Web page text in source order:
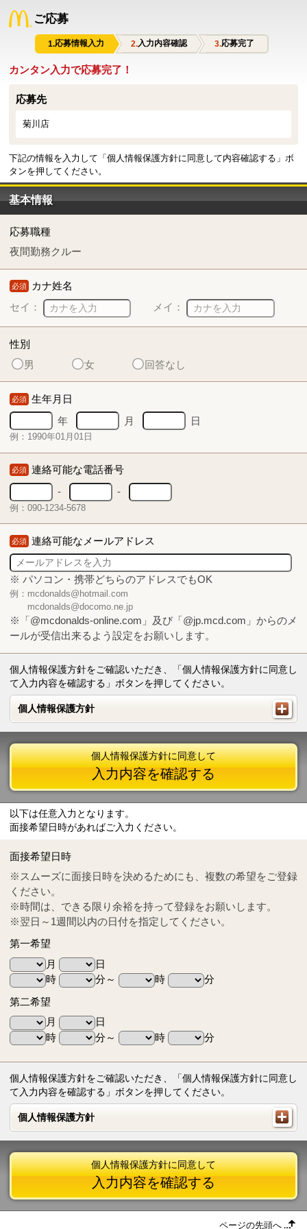
ご応募
応募情報入力 入力内容確認 応募完了
カンタン入力で応募完了！
応募先
菊川店
下記の情報を入力して「個人情報保護方針に同意して内容確認する」ボ
タンを押してください。
基本情報
応募職種
夜間勤務クルー
必須 カナ姓名
セイ：
メイ：
性別
男
女 回答なし
必須 生年月日
年
月 日
例：1990年01月01日
必須 連絡可能な電話番号
-
-
例：090-1234-5678
必須 連絡可能なメールアドレス
※ パソコン・携帯どちらのアドレスでもOK
例：mcdonalds@hotmail.com
mcdonalds@docomo.ne.jp
※「@mcdonalds-online.com」及び「@jp.mcd.com」からのメ
ールが受信出来るよう設定をお願いします。
個人情報保護方針をご確認いただき、「個人情報保護方針に同意し
て入力内容を確認する」ボタンを押してください。
個人情報保護方針
個人情報保護方針
Tel
0570-55-0314
個人情報保護方針に同意して
入力内容を確認する
以下は任意入力となります。
面接希望日時があればご入力ください。
面接希望日時
※スムーズに面接日時を決めるためにも、複数の希望をご登録
ください。
※時間は、できる限り余裕を持って登録をお願いします。
※翌日～1週間以内の日付を指定してください。
第一希望
月
日
時
分～ 時
分
第二希望
月
日
時
分～ 時 分
個人情報保護方針をご確認いただき、「個人情報保護方針に同意し
て入力内容を確認する」ボタンを押してください。
個人情報保護方針
個人情報保護方針
個人情報保護方針に同意して
入力内容を確認する
ページの先頭へ